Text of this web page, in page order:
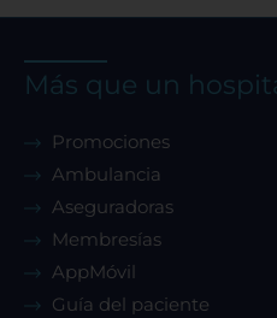
Más que un
Promociones
Ambulancia
Aseguradoras
Membresías
AppMóvil
Guía del paciente